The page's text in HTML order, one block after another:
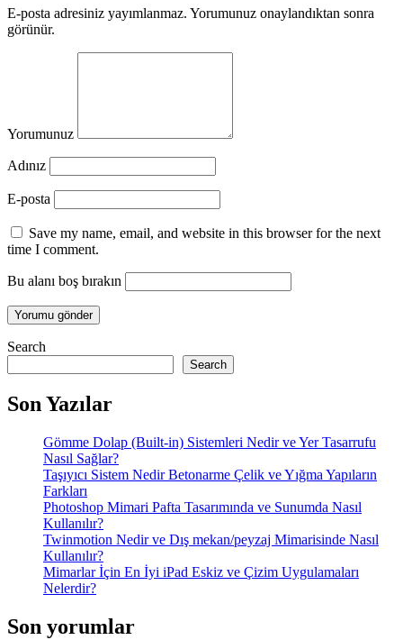
E-posta adresiniz yayımlanmaz. Yorumunuz onaylandıktan sonra
görünür.
Yorumunuz
Adınız
E-posta
Save my name, email, and website in this browser for the next
time I comment.
Bu alanı boş bırakın
Search
Search
Son Yazılar
Gömme Dolap (Built-in) Sistemleri Nedir ve Yer Tasarrufu
Nasıl Sağlar?
Taşıyıcı Sistem Nedir Betonarme Çelik ve Yığma Yapıların
Farkları
Photoshop Mimari Pafta Tasarımında ve Sunumda Nasıl
Kullanılır?
Twinmotion Nedir ve Dış mekan/peyzaj Mimarisinde Nasıl
Kullanılır?
Mimarlar İçin En İyi iPad Eskiz ve Çizim Uygulamaları
Nelerdir?
Son yorumlar